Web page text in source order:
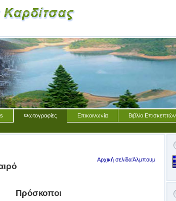
Φωτογραφίες Επικοινωνία Βιβλίο Επισκεπτών
Αρχική σελίδα Άλμπουμ
Πρόσκοποι